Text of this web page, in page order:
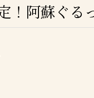
！阿蘇ぐる